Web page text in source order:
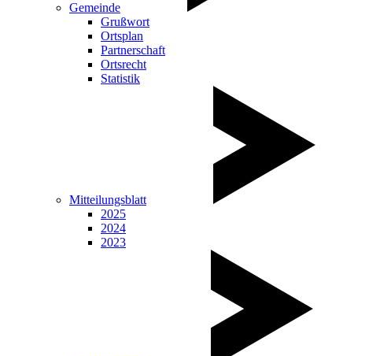
Gemeinde
Grußwort
Ortsplan
Partnerschaft
Ortsrecht
Statistik
Mitteilungsblatt
2025
2024
2023